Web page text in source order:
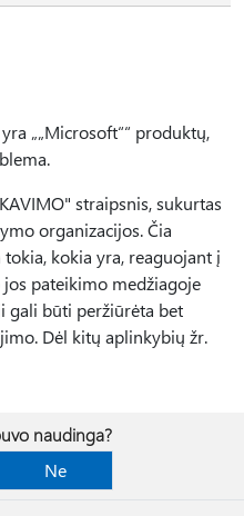
„„Microsoft““ produktų,
straipsnis, sukurtas
organizacijos. Čia
kokia yra, reaguojant į
pateikimo medžiagoje
gali būti peržiūrėta bet
Dėl kitų aplinkybių žr.
naudinga?
Ne